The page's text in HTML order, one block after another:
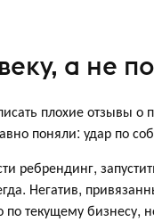
а не
плохие отзывы о
поняли: удар по
ребрендинг,
Негатив,
по текущему